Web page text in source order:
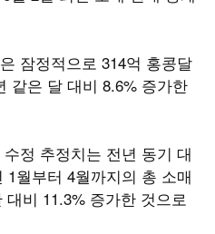
잠정적으로 314억 홍콩달
같은 달 대비 8.6% 증가한
정 추정치는 전년 동기 대
1월부터 4월까지의 총 소매
대비 11.3% 증가한 것으로